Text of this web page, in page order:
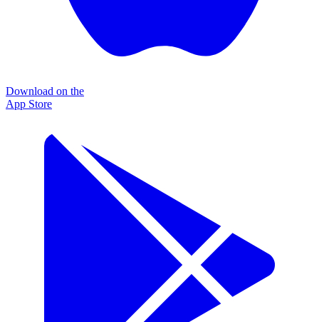
Download on the
App Store